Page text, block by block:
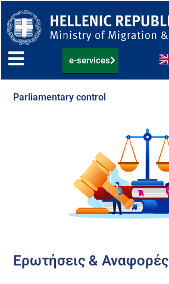
to
content
e-services
Parliamentary control
Ερωτήσεις & Αναφορές